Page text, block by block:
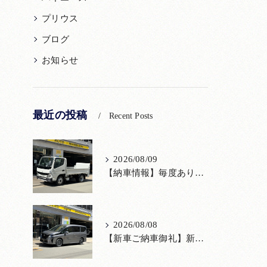
プリウス
ブログ
お知らせ
最近の投稿 Recent Posts
2026/08/09
【納車情報】毎度ありがとうございます！三菱ふそう新車キャンターをご納車
2026/08/08
【新車ご納車御礼】新型セレナをご納車いたしました！宮口自動車株式会社